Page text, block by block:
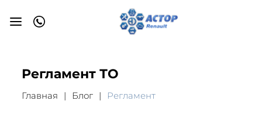
Регламент ТО
Главная Блог Регламент